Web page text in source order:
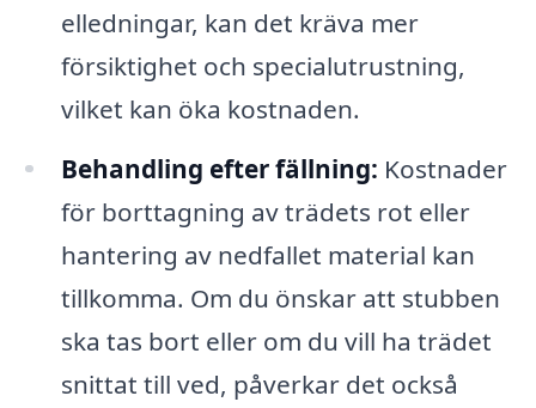
elledningar, kan det kräva mer
försiktighet och specialutrustning,
vilket kan öka kostnaden.
Behandling efter fällning: Kostnader
för borttagning av trädets rot eller
hantering av nedfallet material kan
tillkomma. Om du önskar att stubben
ska tas bort eller om du vill ha trädet
snittat till ved, påverkar det också